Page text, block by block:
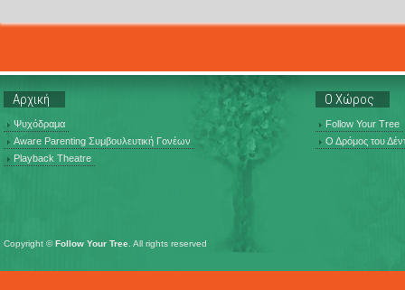
Αρχική
Ψυχόδραμα
Aware Parenting Συμβουλευτική Γονέων
Playback Theatre
Ο Χώρος
Follow Your Tree
Ο Δρόμος του
Copyright © Follow Your Tree. All rights reserved